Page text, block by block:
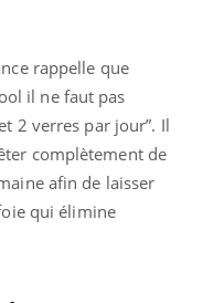
rappelle que
il ne faut pas
2 verres par jour”. Il
complètement de
afin de laisser
qui élimine